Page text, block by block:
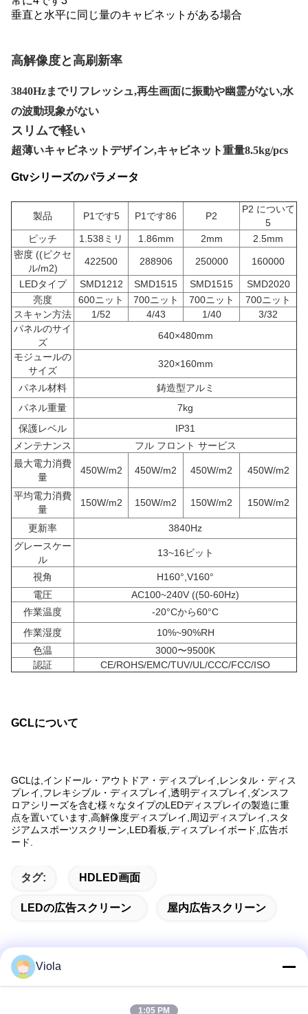
垂直と水平に同じ量のキャビネットがある場合
高解像度と高刷新率
3840Hzまでリフレッシュ,再生画面に振動や幽霊がない,水
の波動現象がない
スリムで軽い
超薄いキャビネットデザイン,キャビネット重量8.5kg/pcs
Gtvシリーズのパラメータ
製品 P1です5 P1です86 P2
P2 について
5
ピッチ
1.538ミリ 1.86mm 2mm
2.5mm
密度 ((ピクセ
ル/m2)
422500 288906 250000 160000
LEDタイプ SMD1212 SMD1515 SMD1515
SMD2020
亮度
600ニット 700ニット 700ニット
700ニット
スキャン方法
1/52 4/43 1/40
3/32
パネルのサイ
ズ
640×480mm
モジュールの
サイズ
320×160mm
パネル材料
鋳造型アルミ
パネル重量
7kg
保護レベル
IP31
メンテナンス
フル フロント サービス
最大電力消費
量
450W/m2 450W/m2 450W/m2 450W/m2
平均電力消費
量
150W/m2 150W/m2 150W/m2 150W/m2
更新率
3840Hz
グレースケー
ル
13~16ビット
視角
H160°,V160°
電圧
AC100~240V ((50-60Hz)
作業温度
-20°Cから60°C
作業湿度
10%~90%RH
色温
3000〜9500K
認証
CE/ROHS/EMC/TUV/UL/CCC/FCC/ISO
GCLについて
GCLは,インドール・アウトドア・ディスプレイ,レンタル・ディス
プレイ,フレキシブル・ディスプレイ,透明ディスプレイ,ダンスフ
ロアシリーズを含む様々なタイプのLEDディスプレイの製造に重
点を置いています,高解像度ディスプレイ,周辺ディスプレイ,スタ
ジアムスポーツスクリーン,LED看板,ディスプレイボード,広告ボ
ード.
タグ: HDLED画面
LEDの広告スクリーン 屋内広告スクリーン
Viola
1:05 PM